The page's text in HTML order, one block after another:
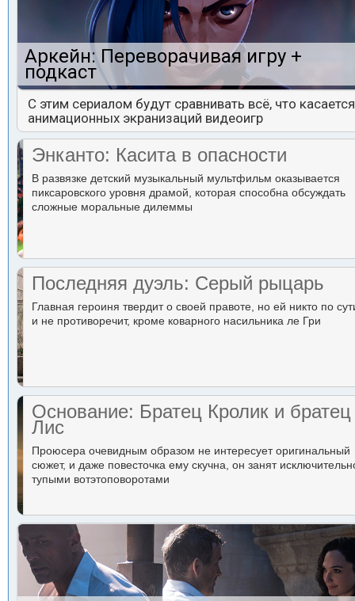
Аркейн: Переворачивая игру +
подкаст
С этим сериалом будут сравнивать всё, что касается
анимационных экранизаций видеоигр
Энканто: Касита в опасности
В развязке детский музыкальный мультфильм оказывается
пиксаровского уровня драмой, которая способна обсуждать
сложные моральные дилеммы
Последняя дуэль: Серый рыцарь
Главная героиня твердит о своей правоте, но ей никто по
и не противоречит, кроме коварного насильника ле Гри
Основание: Братец Кролик и братец
Лис
Проюсера очевидным образом не интересует оригинальный
сюжет, и даже повесточка ему скучна, он занят
тупыми вотэтоповоротами